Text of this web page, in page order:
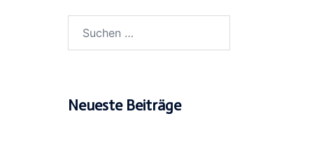
Neueste Beiträge